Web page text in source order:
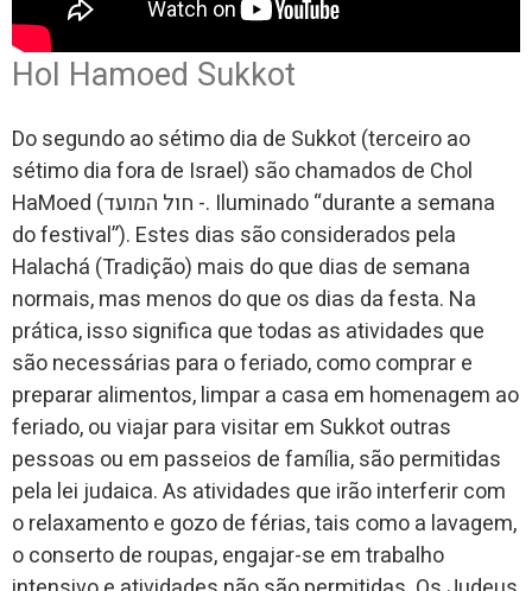
Hol Hamoed Sukkot
Do segundo ao sétimo dia de Sukkot (terceiro ao
sétimo dia fora de Israel) são chamados de Chol
HaMoed (חול המועד -. Iluminado “durante a semana
do festival”). Estes dias são considerados pela
Halachá (Tradição) mais do que dias de semana
normais, mas menos do que os dias da festa. Na
prática, isso significa que todas as atividades que
são necessárias para o feriado, como comprar e
preparar alimentos, limpar a casa em homenagem ao
feriado, ou viajar para visitar em Sukkot outras
pessoas ou em passeios de família, são permitidas
pela lei judaica. As atividades que irão interferir com
o relaxamento e gozo de férias, tais como a lavagem,
o conserto de roupas, engajar-se em trabalho